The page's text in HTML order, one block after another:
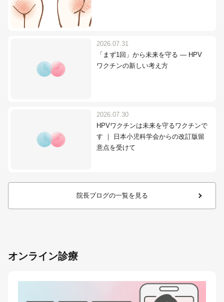
2026.07.31
「まず1回」から未来を守る ― HPV
ワクチンの新しい考え方
2026.07.30
HPVワクチンは未来を守るワクチンで
す ｜ 日本小児科学会からの改訂版留
意点を受けて
院長ブログの一覧を見る
オンライン診療